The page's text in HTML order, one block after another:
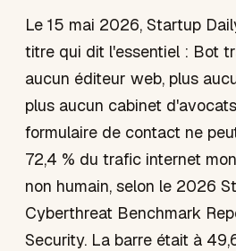
Le 15 mai 2026, Startup
titre qui dit l'essentiel : Bot
aucun éditeur web, plus
plus aucun cabinet
formulaire de contact ne
72,4 % du trafic internet
non humain, selon le 2026
Cyberthreat Benchmark
Security. La barre était à